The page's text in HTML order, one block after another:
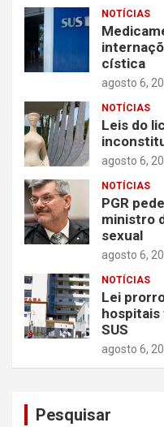
NOTÍCIAS
cística
agosto 6,
NOTÍCIAS
Leis do
agosto 6,
NOTÍCIAS
PGR
ministro
sexual
agosto 6,
NOTÍCIAS
Lei
hospitais
SUS
agosto 6,
Pesquisar